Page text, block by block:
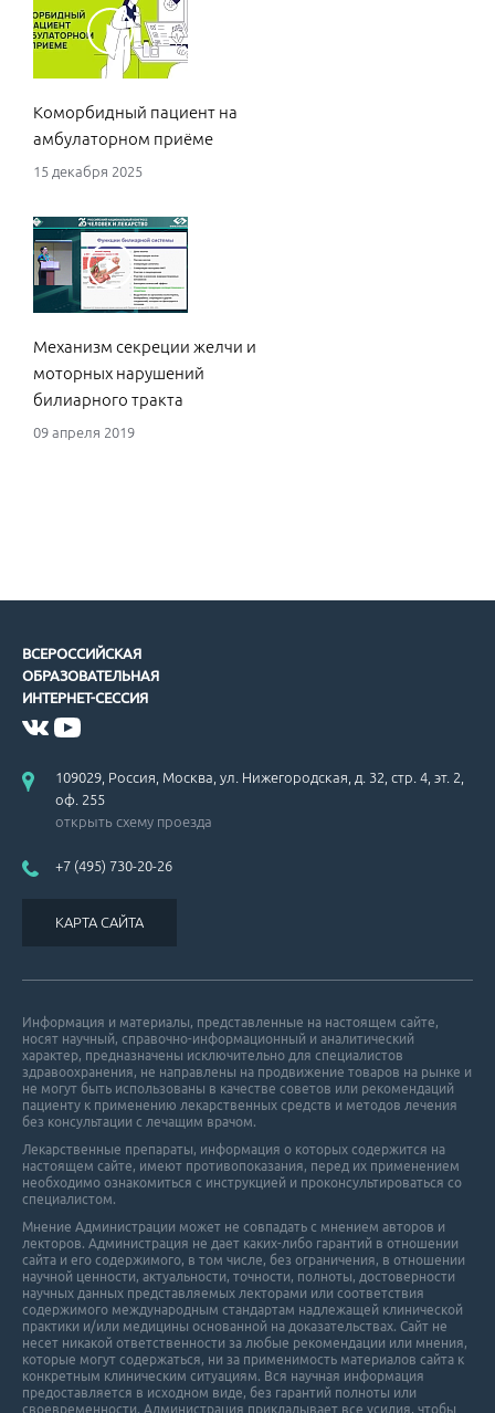
Коморбидный пациент на
амбулаторном приёме
15 декабря 2025
Механизм секреции желчи и
моторных нарушений
билиарного тракта
09 апреля 2019
ВСЕРОССИЙСКАЯ
ОБРАЗОВАТЕЛЬНАЯ
ИНТЕРНЕТ-СЕССИЯ
109029, Россия, Москва, ул. Нижегородская, д. 32, стр. 4, эт. 2,
оф. 255
открыть схему проезда
+7 (495) 730-20-26
КАРТА САЙТА
Информация и материалы, представленные на настоящем сайте,
носят научный, справочно-информационный и аналитический
характер, предназначены исключительно для специалистов
здравоохранения, не направлены на продвижение товаров на рынке и
не могут быть использованы в качестве советов или рекомендаций
пациенту к применению лекарственных средств и методов лечения
без консультации с лечащим врачом.
Лекарственные препараты, информация о которых содержится на
настоящем сайте, имеют противопоказания, перед их применением
необходимо ознакомиться с инструкцией и проконсультироваться со
специалистом.
Мнение Администрации может не совпадать с мнением авторов и
лекторов. Администрация не дает каких-либо гарантий в отношении
cайта и его cодержимого, в том числе, без ограничения, в отношении
научной ценности, актуальности, точности, полноты, достоверности
научных данных представляемых лекторами или соответствия
содержимого международным стандартам надлежащей клинической
практики и/или медицины основанной на доказательствах. Сайт не
несет никакой ответственности за любые рекомендации или мнения,
которые могут содержаться, ни за применимость материалов сайта к
конкретным клиническим ситуациям. Вся научная информация
предоставляется в исходном виде, без гарантий полноты или
своевременности. Администрация прикладывает все усилия, чтобы